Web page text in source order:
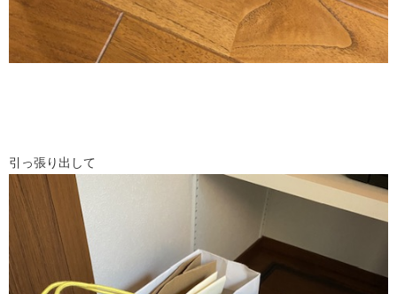
引っ張り出して